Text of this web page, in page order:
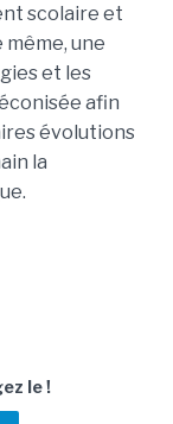
scolaire et
même, une
et les
afin
évolutions
la
le !